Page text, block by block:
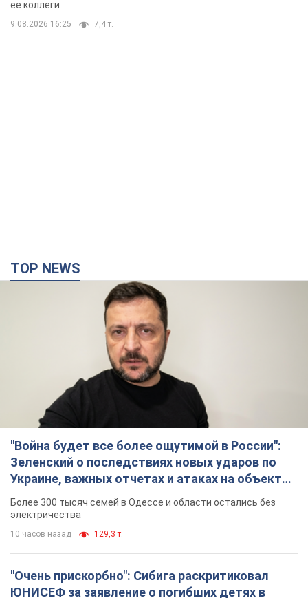
противника. Видео
Более 300 тысяч семей в Одессе и области остались без
129,3 т.
"Очень прискорбно": Сибига раскритиковал
ЮНИСЕФ за заявление о погибших детях в
Глава МИД подчеркнул, что причиной гибели украинских
детей является война, развязанная РФ
8 часов назад
"Значительные разрушения": Россия нанесла
массированный удар по добывающим
активам и буровой площадке "Укрнафты"
Против добывающей инфраструктуры противник применил
6,4 т.